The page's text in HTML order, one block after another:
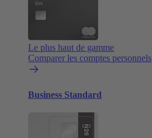
Le plus haut de gamme
Comparer les comptes personnels
Business Standard